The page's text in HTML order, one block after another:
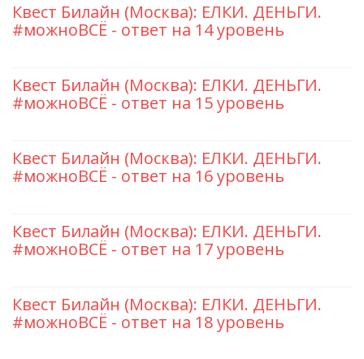
Квест Билайн (Москва): ЕЛКИ. ДЕНЬГИ.
#можноВСЁ - ответ на 14 уровень
Квест Билайн (Москва): ЕЛКИ. ДЕНЬГИ.
#можноВСЁ - ответ на 15 уровень
Квест Билайн (Москва): ЕЛКИ. ДЕНЬГИ.
#можноВСЁ - ответ на 16 уровень
Квест Билайн (Москва): ЕЛКИ. ДЕНЬГИ.
#можноВСЁ - ответ на 17 уровень
Квест Билайн (Москва): ЕЛКИ. ДЕНЬГИ.
#можноВСЁ - ответ на 18 уровень